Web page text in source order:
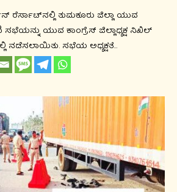
ರೆರ್ಸಾಟ್‌ನಲ್ಲಿ ತುಮಕೂರು ಜಿಲ್ಲಾ ಯುವ
ಯುವ ಕಾಂಗ್ರೆಸ್ ಜಿಲ್ಲಾಧ್ಯಕ್ಷ ನಿಖಿಲ್
ನಡೆಸಲಾಯಿತು. ಸಭೆಯ ಅಧ್ಯಕ್ಷತೆ…